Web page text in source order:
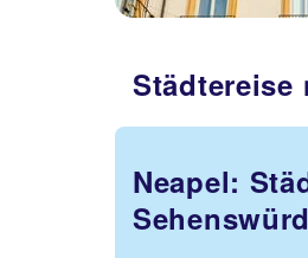
Städtereise
Neapel: